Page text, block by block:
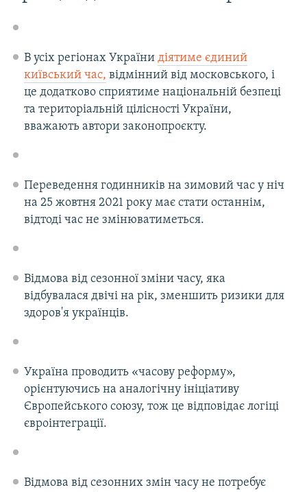
В усіх регіонах України діятиме єдиний
київський час, відмінний від московського, і
це додатково сприятиме національній безпеці
та територіальній цілісності України,
вважають автори законопроєкту.
Переведення годинників на зимовий час у ніч
на 25 жовтня 2021 року має стати останнім,
відтоді час не змінюватиметься.
Відмова від сезонної зміни часу, яка
відбувалася двічі на рік, зменшить ризики для
здоров'я українців.
Україна проводить «часову реформу»,
орієнтуючись на аналогічну ініціативу
Європейського союзу, тож це відповідає логіці
євроінтеграції.
Відмова від сезонних змін часу не потребує